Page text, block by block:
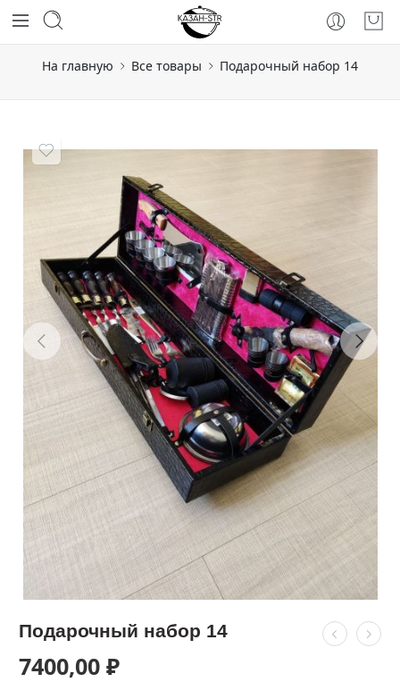
На главную Все товары Подарочный набор 14
Подарочный набор 14
7400,00 ₽